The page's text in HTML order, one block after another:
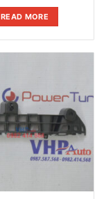
READ MORE